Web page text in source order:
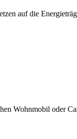
auf die
Wohnmobil oder